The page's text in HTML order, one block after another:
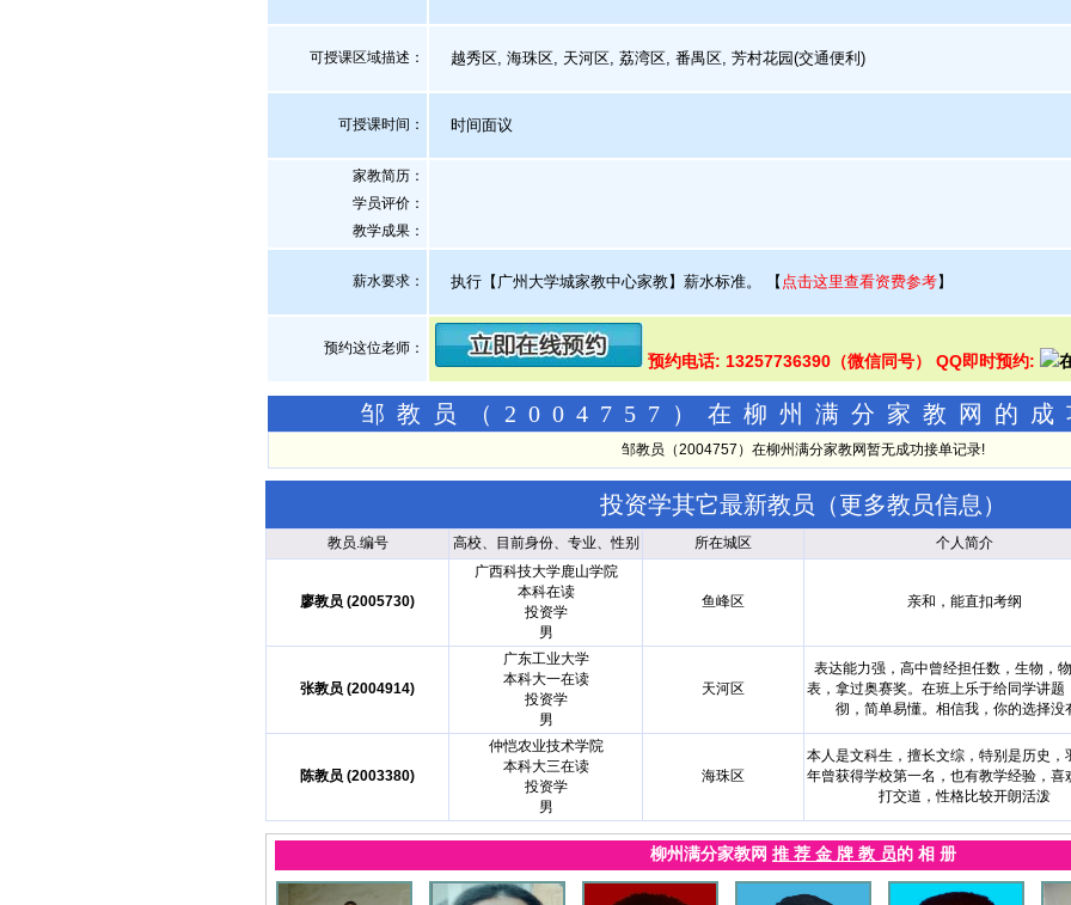
可授课区域描述： 越秀区, 海珠区, 天河区, 荔湾区, 番禺区, 芳村花园(交通便利)
可授课时间： 时间面议
家教简历：
学员评价：
教学成果：
薪水要求： 执行【广州大学城家教中心家教】薪水标准。 【 点击这里查看资费参考】
预约这位老师：
预约电话: 13257736390（微信同号） QQ即时预约:
邹教员（2004757）在柳州满分家教网的成
邹教员（2004757）在柳州满分家教网暂无成功接单记录!
投资学其它最新教员（更多教员信息 ）
教员.编号 高校、目前身份、专业、性别 所在城区 个人简介
廖教员 (2005730)
广西科技大学鹿山学院
本科在读
投资学
男
鱼峰区 亲和，能直扣考纲
张教员 (2004914)
广东工业大学
本科大一在读
投资学
男
天河区
表达能力强，高中曾经担任数，生物，
表，拿过奥赛奖。在班上乐于给同学讲题
彻，简单易懂。相信我，你的选择没
陈教员 (2003380)
仲恺农业技术学院
本科大三在读
投资学
男
海珠区
本人是文科生，擅长文综，特别是历史，
年曾获得学校第一名，也有教学经验，喜
打交道，性格比较开朗活泼
柳州满分家教网 推 荐 金 牌 教 员的 相 册